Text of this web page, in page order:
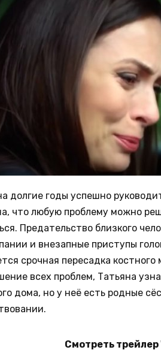
долгие годы успешно
что любую проблему можно
Предательство близкого
и внезапные приступы
срочная пересадка
всех проблем, Татьяна
дома, но у неё есть родные
Смотреть